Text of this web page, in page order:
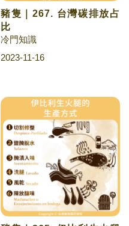
豬隻｜267. 台灣碳排放占
比
冷門知識
2023-11-16